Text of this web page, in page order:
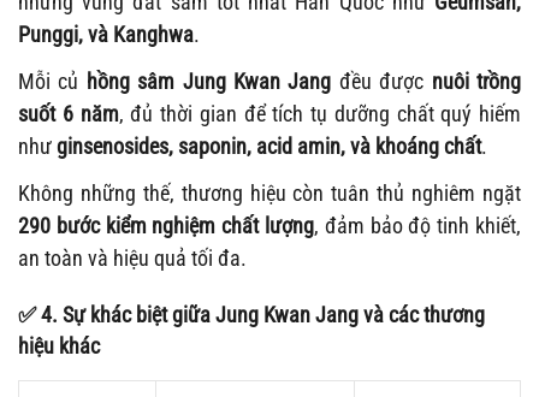
Punggi, và Kanghwa.
Mỗi củ hồng sâm Jung Kwan Jang đều được nuôi trồng
suốt 6 năm, đủ thời gian để tích tụ dưỡng chất quý hiếm
nhưginsenosides, saponin, acid amin, và khoáng chất.
Không những thế, thương hiệu còn tuân thủ nghiêm ngặt
290 bước kiểm nghiệm chất lượng, đảm bảo độ tinh khiết,
an toàn và hiệu quả tối đa.
✅4. Sự khác biệt giữa Jung Kwan Jang và các thương
hiệu khác